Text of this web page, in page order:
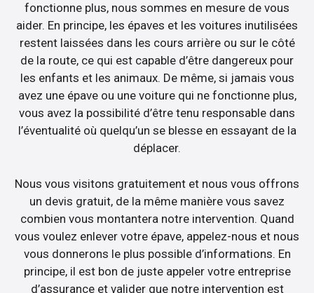
fonctionne plus, nous sommes en mesure de vous
aider. En principe, les épaves et les voitures inutilisées
restent laissées dans les cours arrière ou sur le côté
de la route, ce qui est capable d’être dangereux pour
les enfants et les animaux. De même, si jamais vous
avez une épave ou une voiture qui ne fonctionne plus,
vous avez la possibilité d’être tenu responsable dans
l’éventualité où quelqu’un se blesse en essayant de la
déplacer.
Nous vous visitons gratuitement et nous vous offrons
un devis gratuit, de la même manière vous savez
combien vous montantera notre intervention. Quand
vous voulez enlever votre épave, appelez-nous et nous
vous donnerons le plus possible d’informations. En
principe, il est bon de juste appeler votre entreprise
d’assurance et valider que notre intervention est